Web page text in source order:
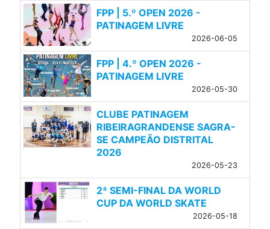
FPP | 5.º OPEN 2026 -
PATINAGEM LIVRE
2026-06-05
FPP | 4.º OPEN 2026 -
PATINAGEM LIVRE
2026-05-30
CLUBE PATINAGEM
RIBEIRAGRANDENSE SAGRA-
SE CAMPEÃO DISTRITAL
2026
2026-05-23
2ª SEMI-FINAL DA WORLD
CUP DA WORLD SKATE
2026-05-18